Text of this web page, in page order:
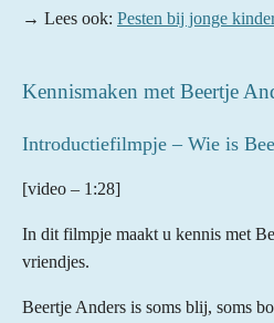
→ Lees ook: Pesten bij jonge
Kennismaken met Beertje
Introductiefilmpje – Wie is
[video – 1:28]
In dit filmpje maakt u kennis met
vriendjes.
Beertje Anders is soms blij, soms